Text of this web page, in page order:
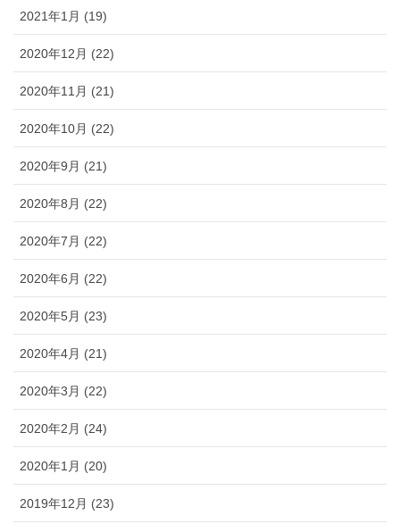
2021年1月 (19)
2020年12月 (22)
2020年11月 (21)
2020年10月 (22)
2020年9月 (21)
2020年8月 (22)
2020年7月 (22)
2020年6月 (22)
2020年5月 (23)
2020年4月 (21)
2020年3月 (22)
2020年2月 (24)
2020年1月 (20)
2019年12月 (23)